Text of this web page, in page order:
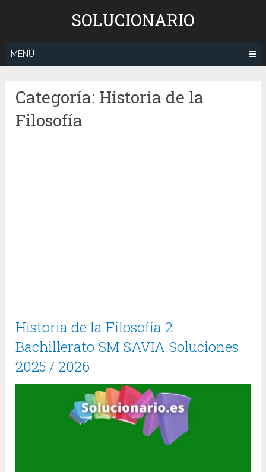
SOLUCIONARIO
MENÚ
Categoría: Historia de la
Filosofía
Historia de la Filosofía 2
Bachillerato SM SAVIA Soluciones
2025 / 2026